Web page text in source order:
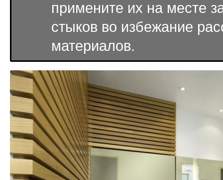
примените их на месте
стыков во избежание
материалов.